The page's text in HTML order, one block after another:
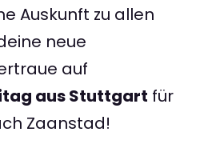
Auskunft zu allen
neue
auf
aus Stuttgart für
Zaanstad!